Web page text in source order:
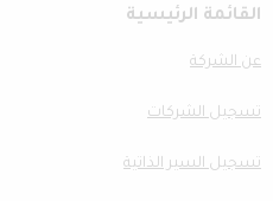
القائمة الرئيسية
عن الشركة
تسجيل الشركات
تسجيل السير الذاتية